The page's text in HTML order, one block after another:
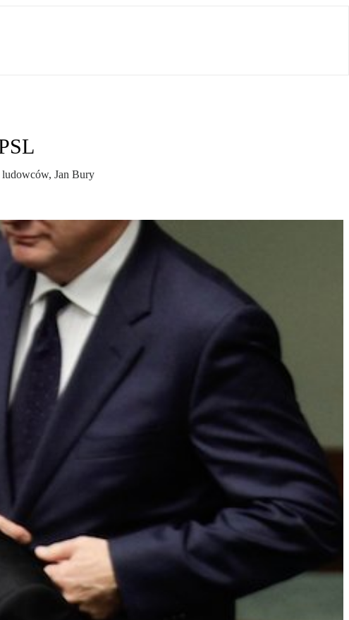
ludowców, Jan Bury